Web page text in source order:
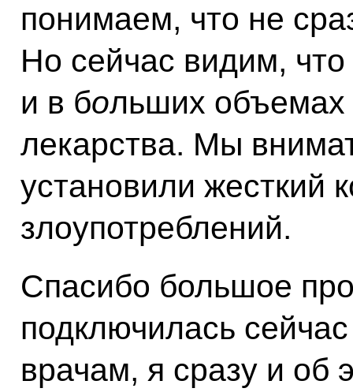
понимаем, что не
Но сейчас видим,
и в больших объемах
лекарства. Мы
установили жесткий
злоупотреблений.
Спасибо большое
подключилась
врачам, я сразу и об